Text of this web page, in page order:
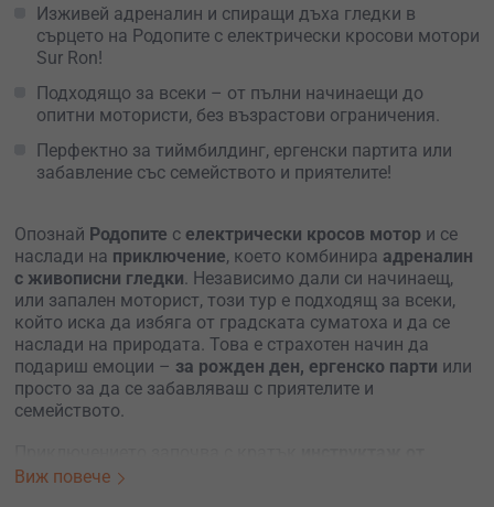
Изживей адреналин и спиращи дъха гледки в
сърцето на Родопите с електрически кросови мотори
Sur Ron!
Подходящо за всеки – от пълни начинаещи до
опитни мотористи, без възрастови ограничения.
Перфектно за тиймбилдинг, ергенски партита или
забавление със семейството и приятелите!
Опознай Родопите с електрически кросов мотор и се
наслади на приключение, което комбинира адреналин
с живописни гледки. Независимо дали си начинаещ,
или запален моторист, този тур е подходящ за всеки,
който иска да избяга от градската суматоха и да се
наслади на природата. Това е страхотен начин да
подариш емоции – за рожден ден, ергенско парти или
просто за да се забавляваш с приятелите и
семейството.
опитен водач
Виж повече